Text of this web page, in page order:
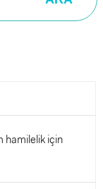
hamilelik için